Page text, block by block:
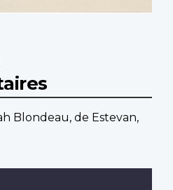
Blondeau, de Estevan,